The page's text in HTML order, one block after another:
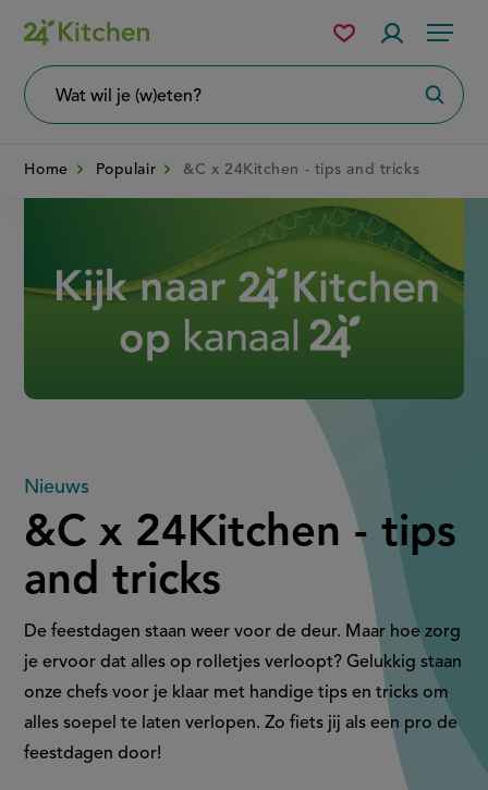
Overslaan
en
naar
Menu
wil
Mijn
bewaarde
Home Populair &C x 24Kitchen - tips and tricks
&C
24Kitchen
tips
and
Nieuws
&C x 24Kitchen - tips
and tricks
De feestdagen staan weer voor de deur. Maar hoe zorg
je ervoor dat alles op rolletjes verloopt? Gelukkig staan
onze chefs voor je klaar met handige tips en tricks om
alles soepel te laten verlopen. Zo fiets jij als een pro de
feestdagen door!